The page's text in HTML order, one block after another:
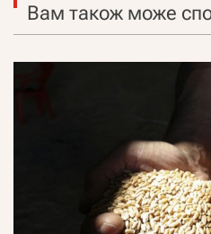
Вам також може